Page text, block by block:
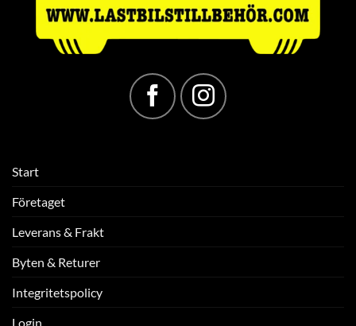
Start
Företaget
Leverans & Frakt
Byten & Returer
Integritetspolicy
Login